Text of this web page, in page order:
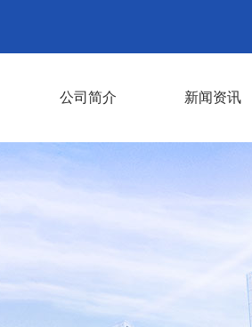
公司简介 新闻资讯